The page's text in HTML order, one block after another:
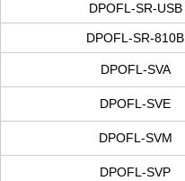
DPOFL-SR-USB
DPOFL-SR-810B
DPOFL-SVA
DPOFL-SVE
DPOFL-SVM
DPOFL-SVP